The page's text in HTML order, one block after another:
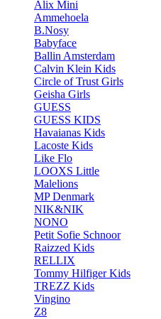
Alix Mini
Ammehoela
B.Nosy
Babyface
Ballin Amsterdam
Calvin Klein Kids
Circle of Trust Girls
Geisha Girls
GUESS
GUESS KIDS
Havaianas Kids
Lacoste Kids
Like Flo
LOOXS Little
Malelions
MP Denmark
NIK&NIK
NONO
Petit Sofie Schnoor
Raizzed Kids
RELLIX
Tommy Hilfiger Kids
TREZZ Kids
Vingino
Z8